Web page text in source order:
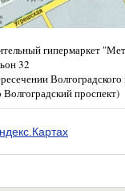
гипермаркет
32
Волгоградский проспект)